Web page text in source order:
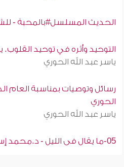
الحديث المسلسل#بالمحبة -
التوحيد وأثره في توحيد القلوب.
ياسر عبد الله الحوري
رسائل وتوصيات بمناسبة العام
الحوري
ياسر عبد الله الحوري
05-ما يقال فى الليل - د.محمد إسماعيل المقدم